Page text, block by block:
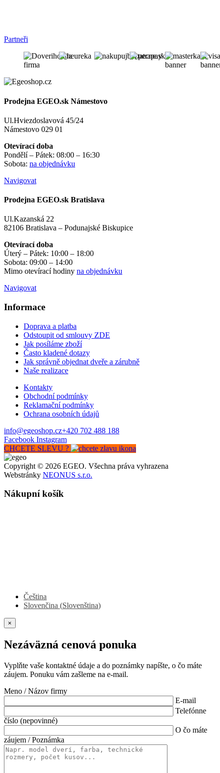
Partneři
Prodejna EGEO.sk Námestovo
Ul.Hviezdoslavová 45/24
Námestovo 029 01
Otevírací doba
Pondělí – Pátek: 08:00 – 16:30
Sobota: na objednávku
Navigovat
Prodejna EGEO.sk Bratislava
Ul.Kazanská 22
82106 Bratislava – Podunajské Biskupice
Otevírací doba
Úterý – Pátek: 10:00 – 18:00
Sobota: 09:00 – 14:00
Mimo otevírací hodiny na objednávku
Navigovat
Informace
Doprava a platba
Odstoupit od smlouvy ZDE
Jak posíláme zboží
Často kladené dotazy
Jak správně objednat dveře a zárubně
Naše realizace
Kontakty
Obchodní podmínky
Reklamační podmínky
Ochrana osobních údajů
info@egeoshop.cz+420 702 488 188
Facebook Instagram
CHCETE SLEVU ?
Copyright © 2026 EGEO. Všechna práva vyhrazena
Webstránky NEONUS s.r.o.
Nákupní košík
Čeština
Slovenčina (Slovenština)
×
Nezáväzná cenová ponuka
Vyplňte vaše kontaktné údaje a do poznámky napíšte, o čo máte
záujem. Ponuku vám zašleme na e-mail.
Meno / Názov firmy
E-mail
Telefónne
číslo (nepovinné)
O čo máte
záujem / Poznámka